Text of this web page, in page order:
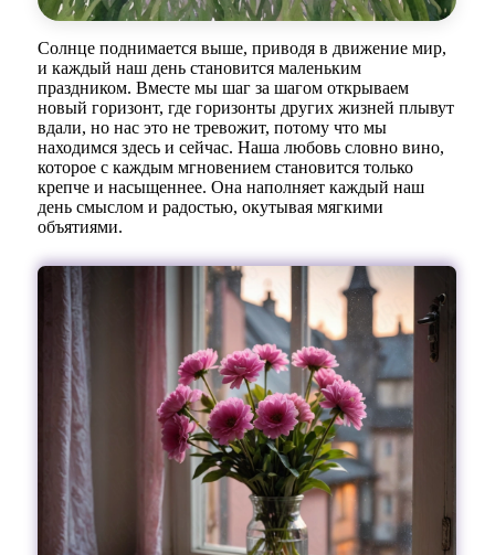
Солнце поднимается выше, приводя в движение мир,
и каждый наш день становится маленьким
праздником. Вместе мы шаг за шагом открываем
новый горизонт, где горизонты других жизней плывут
вдали, но нас это не тревожит, потому что мы
находимся здесь и сейчас. Наша любовь словно вино,
которое с каждым мгновением становится только
крепче и насыщеннее. Она наполняет каждый наш
день смыслом и радостью, окутывая мягкими
объятиями.